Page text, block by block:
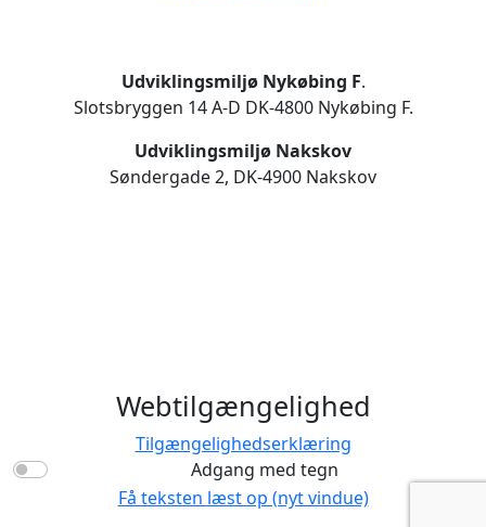
Udviklingsmiljø Nykøbing F.
Slotsbryggen 14 A-D DK-4800 Nykøbing F.
Udviklingsmiljø Nakskov
Søndergade 2, DK-4900 Nakskov
Webtilgængelighed
Tilgængelighedserklæring
Adgang med tegn
Få teksten læst op (nyt vindue)